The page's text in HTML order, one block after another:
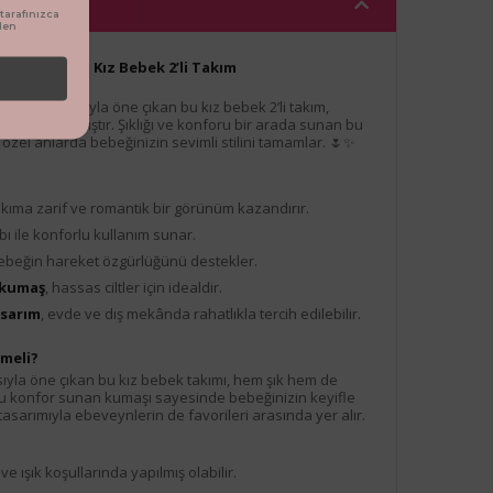
Desenli Kız Bebek 2’li Takım
detaylarıyla öne çıkan bu kız bebek 2’li takım,
tasarlanmıştır. Şıklığı ve konforu bir arada sunan bu
anlarda bebeğinizin sevimli stilini tamamlar. 🌷✨
zarif ve romantik bir görünüm kazandırır.
ile konforlu kullanım sunar.
hareket özgürlüğünü destekler.
, hassas ciltler için idealdir.
, evde ve dış mekânda rahatlıkla tercih edilebilir.
öne çıkan bu kız bebek takımı, hem şık hem de
konfor sunan kumaşı sayesinde bebeğinizin keyifle
ebeveynlerin de favorileri arasında yer alır.
ışık koşullarında yapılmış olabilir.